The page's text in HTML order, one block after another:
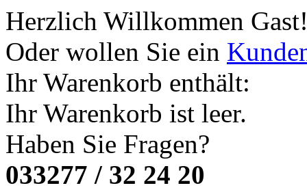
Herzlich Willkommen
Oder wollen Sie ein
Ihr Warenkorb enthält:
Ihr Warenkorb ist leer.
Haben Sie Fragen?
033277 / 32 24 20